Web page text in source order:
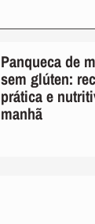
Panqueca de
sem glúten:
prática e
manhã